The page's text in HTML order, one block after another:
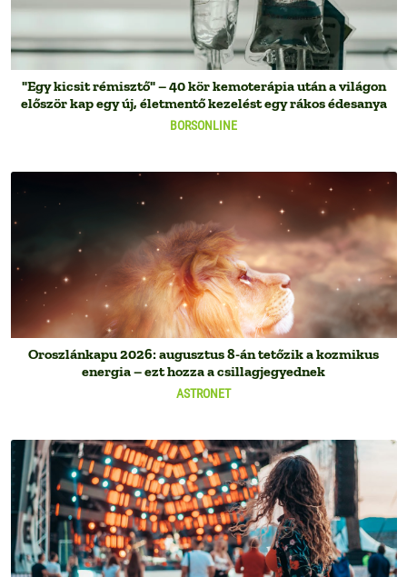
BORSONLINE
"Egy kicsit rémisztő" – 40 kör kemoterápia után a világon
először kap egy új, életmentő kezelést egy rákos édesanya
ASTRONET
Oroszlánkapu 2026: augusztus 8-án tetőzik a kozmikus
energia – ezt hozza a csillagjegyednek